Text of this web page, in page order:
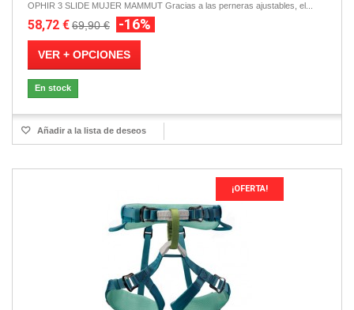
OPHIR 3 SLIDE MUJER MAMMUT Gracias a las perneras ajustables, el...
58,72 €69,90 € -16%
VER + OPCIONES
En stock
Añadir a la lista de deseos
¡OFERTA!